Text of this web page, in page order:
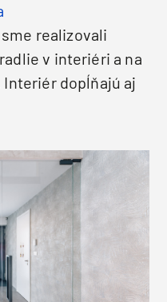
realizovali
v interiéri a na
dopĺňajú aj